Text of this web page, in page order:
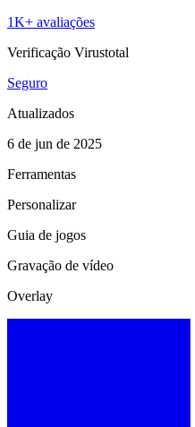
1K+ avaliações
Verificação Virustotal
Seguro
Atualizados
6 de jun de 2025
Ferramentas
Personalizar
Guia de jogos
Gravação de vídeo
Overlay